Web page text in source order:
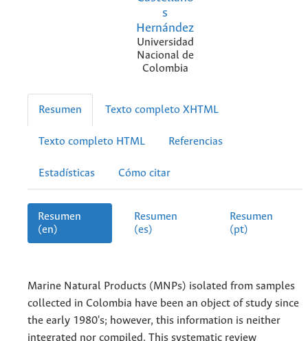
s
Hernández
Universidad
Nacional de
Colombia
Resumen Texto completo XHTML
Texto completo HTML Referencias
Estadísticas Cómo citar
Resumen
(en)
Resumen
(es)
Resumen
(pt)
Marine Natural Products (MNPs) isolated from samples
collected in Colombia have been an object of study since
the early 1980's; however, this information is neither
integrated nor compiled. This systematic review